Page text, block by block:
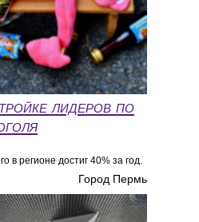
лидеров по
в регионе достиг 40% за год.
Город Пермь